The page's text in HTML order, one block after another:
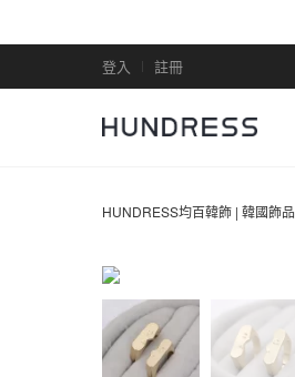
登入 註冊
HUNDRESS均百韓飾 | 韓國飾品